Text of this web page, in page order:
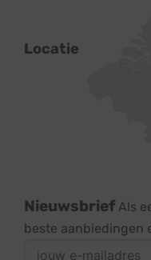
Locatie
Nieuwsbrief Als
beste aanbiedingen